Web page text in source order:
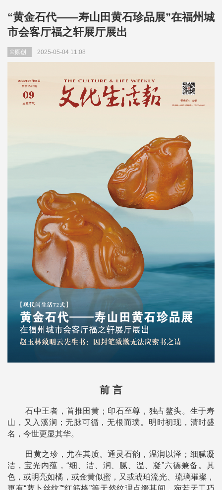
“黄金石代——寿山田黄石珍品展”在福州城
市会客厅福之轩展厅展出
©原创 2025-05-04 11:08
前 言
石中王者，首推田黄；印石至尊，独占鳌头。生于寿
山，又入溪涧；无脉可循，无根而璞。明时初现，清时盛
名，今世更显其华。
田黄之珍，尤在其质。通灵石韵，温润以泽；细腻凝
洁，宝光内蕴，“细、洁、润、腻、温、凝”六德兼备。其
色，或明亮如橘，或金黄似蜜，又或琥珀流光、琉璃璀璨，
更有“萝卜丝纹”“红筋格”等天然纹理点缀其间，宛若天工巧